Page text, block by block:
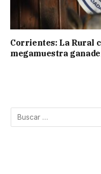
Corrientes: La Rural
megamuestra